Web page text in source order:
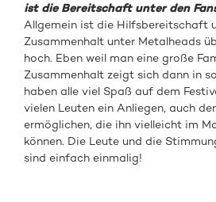
ist die Bereitschaft unter den
Allgemein ist die Hilfsbereitschaft
Zusammenhalt unter Metalheads
hoch. Eben weil man eine große
Zusammenhalt zeigt sich dann in
haben alle viel Spaß auf dem
vielen Leuten ein Anliegen, auch
ermöglichen, die ihn vielleicht im
können. Die Leute und die
sind einfach einmalig!